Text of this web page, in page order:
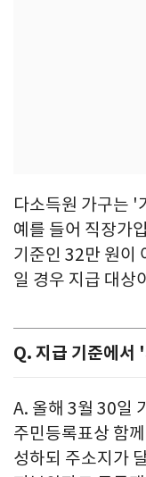
다소득원 가구는 '
예를 들어 직장가
기준인 32만 원이
일 경우 지급 대상
Q. 지급 기준에서
A. 올해 3월 30일
주민등록표상 함
성하되 주소지가